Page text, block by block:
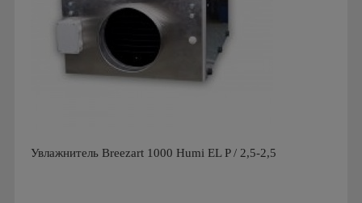
Увлажнитель Breezart 1000 Humi EL P / 2,5-2,5